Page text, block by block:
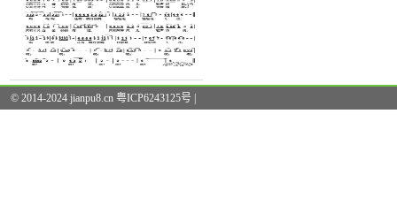
© 2014-2024 jianpu8.cn 粤ICP6243125号 |